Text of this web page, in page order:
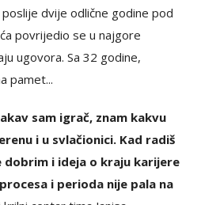
dvije odlične godine pod
povrijedio se u najgore
ugovora. Sa 32 godine,
pamet...
sam igrač, znam kakvu
i u svlačionici. Kad radiš
i ideja o kraju karijere
i perioda nije pala na